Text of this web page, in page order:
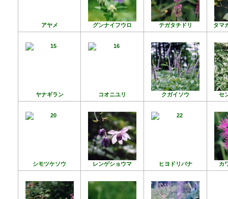
アヤメ グンナイフウロ テガタチドリ タマ
ヤナギラン コオニユリ クガイソウ セ
シモツケソウ レンゲショウマ ヒヨドリバナ カ